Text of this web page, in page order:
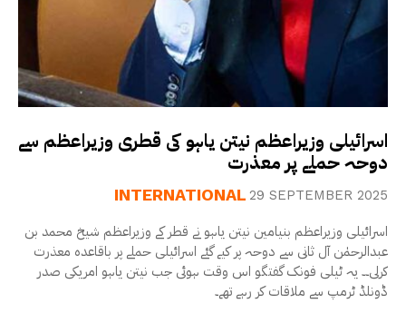
اسرائیلی وزیراعظم نیتن یاہو کی قطری وزیراعظم سے
دوحہ حملے پر معذرت
INTERNATIONAL 29 SEPTEMBER 2025
اسرائیلی وزیراعظم بنیامین نیتن یاہو نے قطر کے وزیراعظم شیخ محمد بن
عبدالرحمٰن آل ثانی سے دوحہ پر کیے گئے اسرائیلی حملے پر باقاعدہ معذرت
کرلی۔۔ یہ ٹیلی فونک گفتگو اس وقت ہوئی جب نیتن یاہو امریکی صدر
ڈونلڈ ٹرمپ سے ملاقات کر رہے تھے۔